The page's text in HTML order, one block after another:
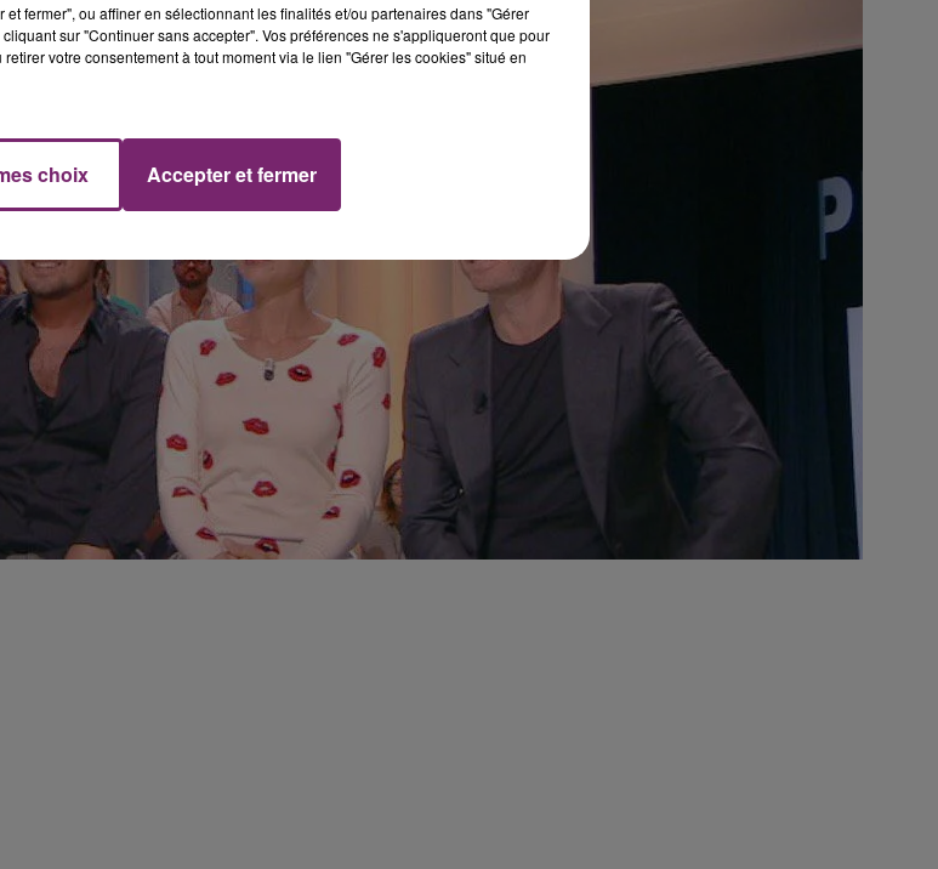
fermer", ou affiner en sélectionnant les finalités et/ou partenaires dans "Gérer
sur "Continuer sans accepter". Vos préférences ne s'appliqueront que pour
votre consentement à tout moment via le lien "Gérer les cookies" situé en
choix Accepter et fermer